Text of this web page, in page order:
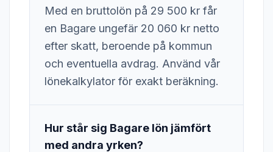
Med en bruttolön på 29 500 kr får
en Bagare ungefär 20 060 kr netto
efter skatt, beroende på kommun
och eventuella avdrag. Använd vår
lönekalkylator för exakt beräkning.
Hur står sig Bagare lön jämfört
med andra yrken?